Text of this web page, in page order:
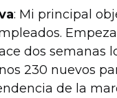
: Mi principal
dos semanas
230 nuevos
de la